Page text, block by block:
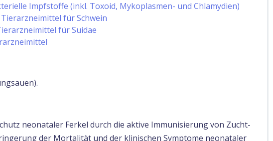
Impfstoffe (inkl. Toxoid, Mykoplasmen- und Chlamydien)
für Schwein
für Suidae
neonataler Ferkel durch die aktive Immunisierung von Zucht-
der Mortalität und der klinischen Symptome neonataler